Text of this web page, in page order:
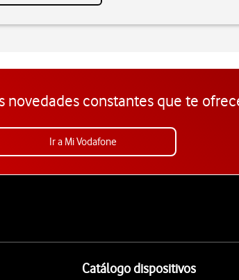
novedades constantes que te
Ir a Mi Vodafone
Catálogo dispositivos